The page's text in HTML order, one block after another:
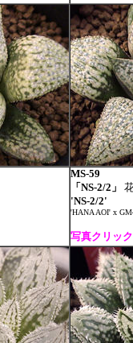
MS-59
「NS-2/2」
'NS-2/2'
'HANA AOI' x
写真クリック